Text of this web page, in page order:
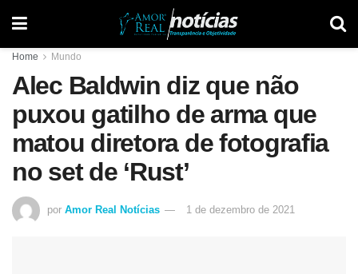
Home Mundo
Alec Baldwin diz que não
puxou gatilho de arma que
matou diretora de fotografia
no set de ‘Rust’
por Amor Real Notícias 1 de dezembro de 2021